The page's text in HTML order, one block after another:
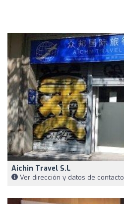
Aichin Travel S.L
Ver dirección y datos de contacto